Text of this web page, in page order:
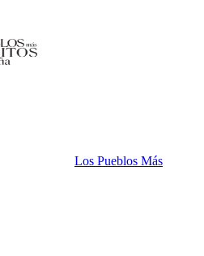
Los Pueblos Más